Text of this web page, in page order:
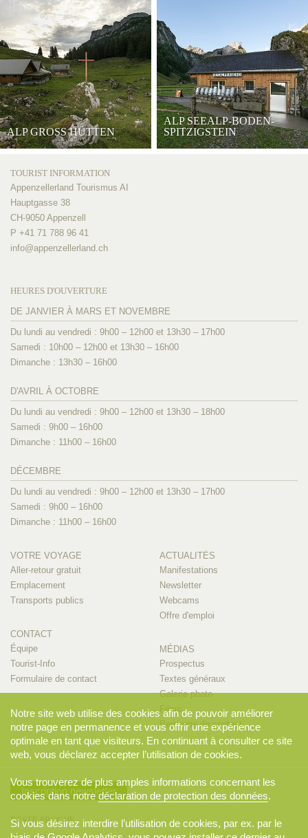
ALP GROSS HÜTTEN
ALP SEEALP-BODEN-
SPITZIGSTEIN
TOURIST INFORMATION
Appenzellerland Tourismus AI
Hauptgasse 38
CH-9050 Appenzell
P +41 71 788 96 41
info@appenzellerland.ch
HEURES D'OUVERTURE
DE JANVIER À MARS ET NOVEMBRE
Du lundi au vendredi : 9h00 – 12h00 et 13h30 – 17h00
Samedi : 10h00 – 12h00 et 13h30 – 16h00
Dimanche : 13h30 – 16h00
D'AVRIL À OCTOBRE
Du lundi au vendredi : 9h00 – 12h00 et 13h30 – 18h00
Samedi : 9h00 – 16h00
Dimanche : 11h00 – 16h00
DÉCEMBRE
Du lundi au vendredi : 9h00 – 12h00 et 13h30 – 17h00
Samedi : 9h00 – 16h00
Dimanche : 11h00 – 16h00
VOTRE VOYAGE
Aller-retour gratuit
Emplacement
Transports publics
CONTACT
Équipe
Tourist-Info
Formulaire de contact
ACTUALITÉS
Manifestations
Newsletter
Webcams
Offre d'emploi
MÉDIAS
Prospectus
Textes généraux
Galerie photo
Films
Personne de contact
Inscription newsletter
RESTE PROCHE
Notre site web utilise des cookies afin de pouvoir améliorer
notre page en permanence et vous offrir une expérience
optimale en tant que visiteurs. En continuant à consulter ce site
web, vous déclarez accepter l’utilisation de cookies.
Vous trouverez de plus amples informations concernant les
cookies dans notredéclaration de protection des données.
Si vous désirez interdire l’utilisation de cookies, par ex. par le